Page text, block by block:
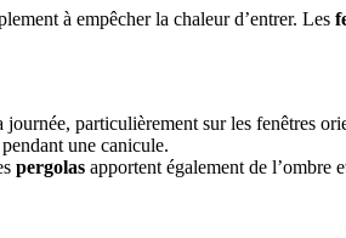
à empêcher la chaleur d’entrer. Les
particulièrement sur les fenêtres
une canicule.
pergolas apportent également de l’ombre